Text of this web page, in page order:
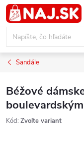
Prejsť
na
obsah
Sandále
Béžové
Kód: Zvoľte variant